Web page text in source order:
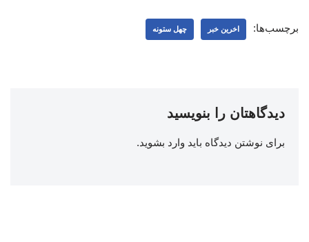
برچسب‌ها: اخرین خبر چهل ستونه
دیدگاهتان را بنویسید
برای نوشتن دیدگاه باید وارد بشوید.